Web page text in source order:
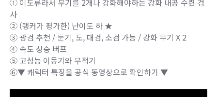
사
② (랭커가 평가한) 난이도 하 ★
③ 광검 추천 / 둔기, 도, 대검, 소검 가능 / 강화 무기 X 2
④ 속도 상승 버프
⑤ 고성능 이동기와 무적기
⑥▼ 캐릭터 특징을 공식 동영상으로 확인하기 ▼